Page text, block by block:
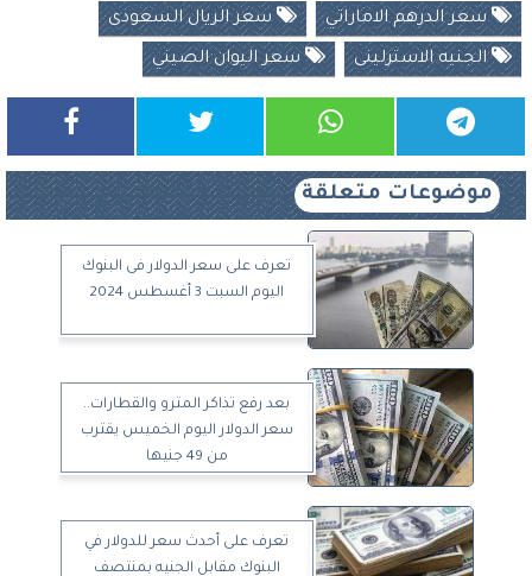
سعر الدرهم الاماراتي سعر الريال السعودى
الجنيه الاسترلينى سعر اليوان الصيني
موضوعات متعلقة
تعرف على سعر الدولار فى البنوك
اليوم السبت 3 أغسطس 2024
بعد رفع تذاكر المترو والقطارات..
سعر الدولار اليوم الخميس يقترب
من 49 جنيها
تعرف على أحدث سعر للدولار في
البنوك مقابل الجنيه بمنتصف